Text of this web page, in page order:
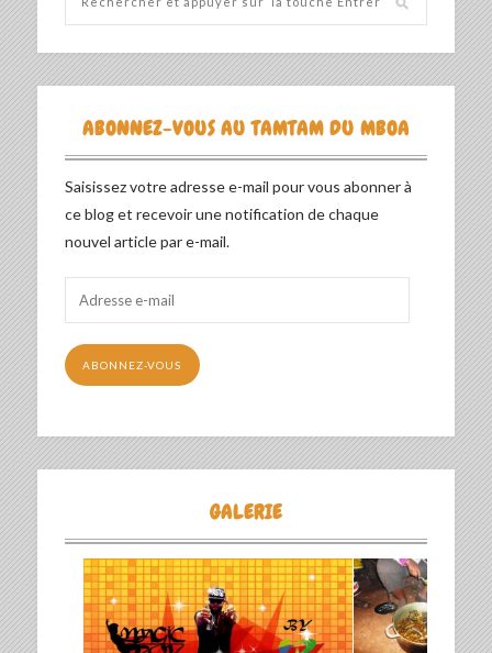
ABONNEZ-VOUS AU TAMTAM DU MBOA
Saisissez votre adresse e-mail pour vous abonner à
ce blog et recevoir une notification de chaque
nouvel article par e-mail.
mail
ABONNEZ-VOUS
GALERIE